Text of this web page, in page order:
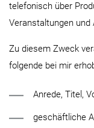
telefonisch über
Veranstaltungen und
Zu diesem Zweck
folgende bei mir
Anrede, Titel,
geschäftliche